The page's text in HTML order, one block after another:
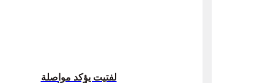
لفتيت يؤكد مواصلة